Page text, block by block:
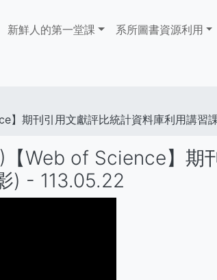
Main
navigation
新鮮人的第一堂課 系所圖書資源利用
期刊引用文獻評比統計資料庫利用講習
Web of Science】期
) - 113.05.22